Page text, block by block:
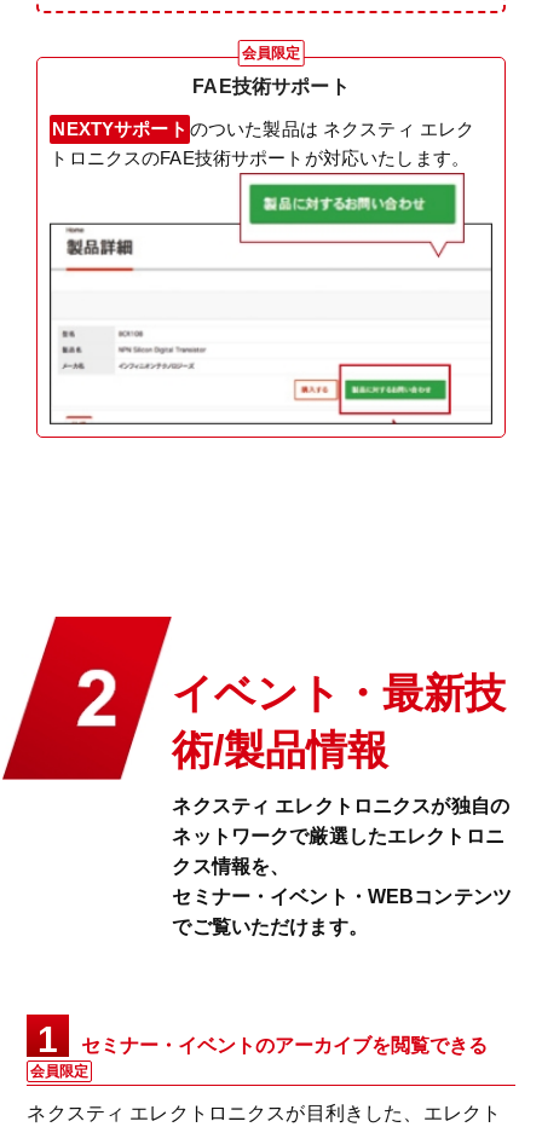
会員限定
FAE技術サポート
NEXTYサポート のついた製品は ネクスティ エレク
トロニクスのFAE技術サポートが対応いたします。
イベント・最新技
術/製品情報
ネクスティ エレクトロニクスが独自の
ネットワークで厳選したエレクトロニ
クス情報を、
セミナー・イベント・WEBコンテンツ
でご覧いただけます。
1 セミナー・イベントのアーカイブを閲覧できる
会員限定
ネクスティ エレクトロニクスが目利きした、エレクト